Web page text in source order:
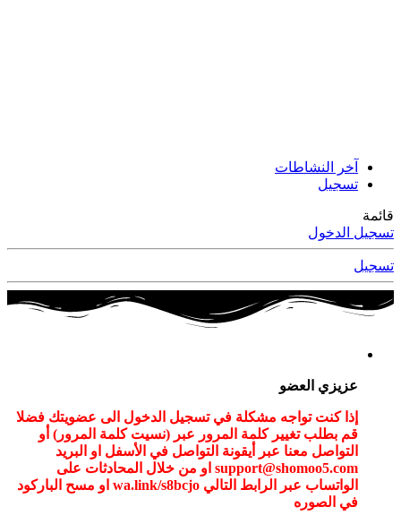
آخر النشاطات
تسجيل
قائمة
تسجيل الدخول
تسجيل
عزيزي العضو
إذا كنت تواجه مشكلة في تسجيل الدخول الى عضويتك فضلا
قم بطلب تغيير كلمة المرور عبر (نسيت كلمة المرور) أو
التواصل معنا عبر أيقونة التواصل في الأسفل او البريد
support@shomoo5.com او من خلال المحادثات على
الواتساب عبر الرابط التالي wa.link/s8bcjo او مسح الباركود
في الصوره